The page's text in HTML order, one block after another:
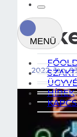
HÍREK
E-
2022. Jan.